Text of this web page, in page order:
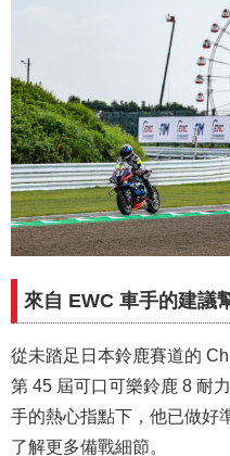
來自 EWC 車手的建議
從未踏足日本鈴鹿賽道的
第 45 屆可口可樂鈴鹿 8 耐
手的熱心指點下，他已做好
了解更多備戰細節。